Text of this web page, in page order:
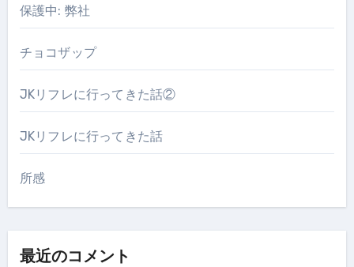
保護中: 弊社
チョコザップ
JKリフレに行ってきた話②
JKリフレに行ってきた話
所感
最近のコメント